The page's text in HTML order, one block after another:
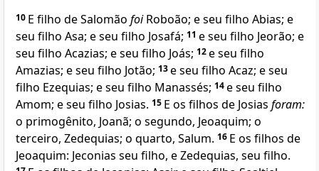
10 E filho de Salomão foiRoboão; e seu filho Abias; e
seu filho Asa; e seu filho Josafá; 11 e seu filho Jeorão; e
seu filho Acazias; e seu filho Joás; 12e seu filho
Amazias; e seu filho Jotão; 13e seu filho Acaz; e seu
filho Ezequias; e seu filho Manassés; 14e seu filho
Amom; e seu filho Josias. 15 E os filhos de Josias foram:
o primogênito, Joanã; o segundo, Jeoaquim; o
terceiro, Zedequias; o quarto, Salum. 16 E os filhos de
Jeoaquim: Jeconias seu filho, e Zedequias, seu filho.